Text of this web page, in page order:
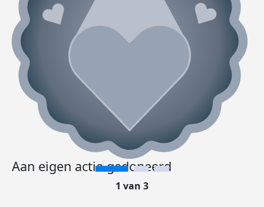
Aan eigen actie gedoneerd
1 van 3